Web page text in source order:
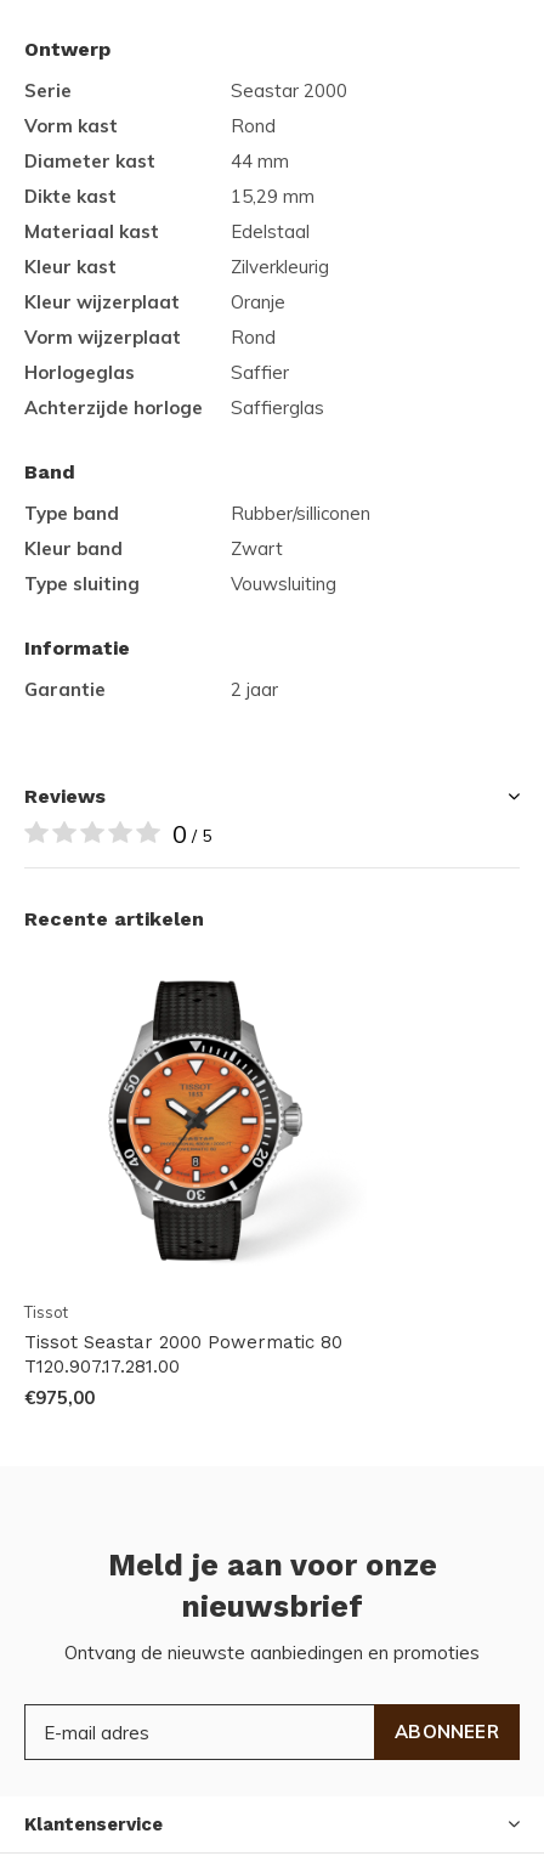
Ontwerp
Serie
Seastar 2000
Vorm kast
Rond
Diameter kast
44 mm
Dikte kast
15,29 mm
Materiaal kast
Edelstaal
Kleur kast
Zilverkleurig
Kleur wijzerplaat
Oranje
Vorm wijzerplaat
Rond
Horlogeglas
Saffier
Achterzijde horloge
Saffierglas
Band
Type band
Rubber/silliconen
Kleur band
Zwart
Type sluiting
Vouwsluiting
Informatie
Garantie
2 jaar
Reviews
0 / 5
Recente artikelen
Tissot
Tissot Seastar 2000 Powermatic 80
T120.907.17.281.00
€975,00
Meld je aan voor onze
nieuwsbrief
Ontvang de nieuwste aanbiedingen en promoties
ABONNEER
Klantenservice